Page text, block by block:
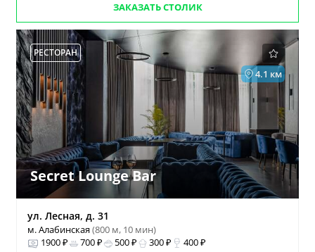
ЗАКАЗАТЬ СТОЛИК
РЕСТОРАН
4.1 км
Secret Lounge Bar
ул. Лесная, д. 31
м. Алабинская(800 м, 10 мин)
1900 ₽
700 ₽ 500 ₽ 300 ₽ 400 ₽